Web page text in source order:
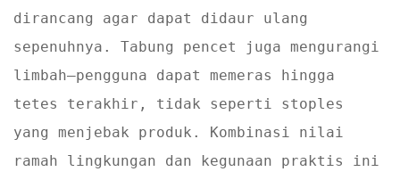
dirancang agar dapat didaur ulang
sepenuhnya. Tabung pencet juga mengurangi
limbah—pengguna dapat memeras hingga
tetes terakhir, tidak seperti stoples
yang menjebak produk. Kombinasi nilai
ramah lingkungan dan kegunaan praktis ini